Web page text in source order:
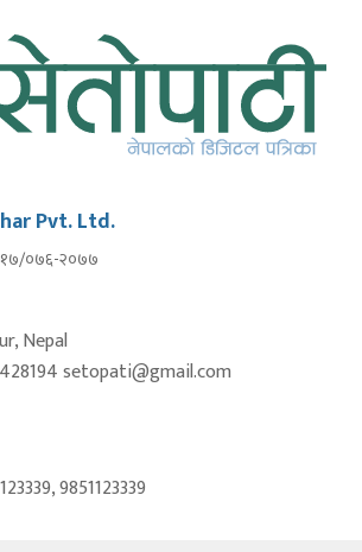
Pvt. Ltd.
०७६-२०७७
Nepal
setopati@gmail.com
9851123339